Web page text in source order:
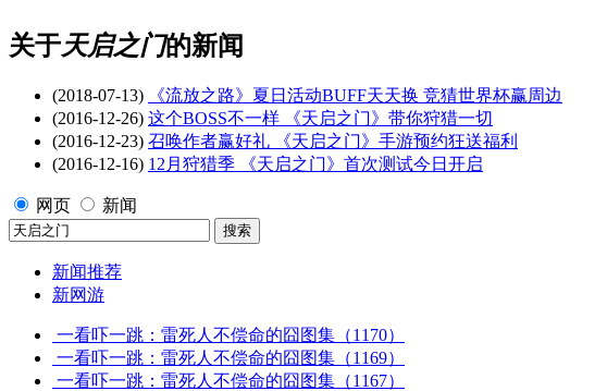
关于天启之门的新闻
(2018-07-13)
《流放之路》夏日活动BUFF天天换 竞猜世界杯赢周边
(2016-12-26) 这个BOSS不一样 《天启之门》带你狩猎一切
(2016-12-23) 召唤作者赢好礼 《天启之门》手游预约狂送福利
(2016-12-16) 12月狩猎季 《天启之门》首次测试今日开启
网页 新闻
新闻推荐
新网游
一看吓一跳：雷死人不偿命的囧图集（1170）
一看吓一跳：雷死人不偿命的囧图集（1169）
一看吓一跳：雷死人不偿命的囧图集（1167）